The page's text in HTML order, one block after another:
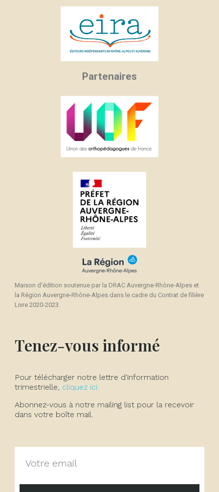
Partenaires
Maison d'édition soutenue par la DRAC Auvergne-Rhône-Alpes et
la Région Auvergne-Rhône-Alpes dans le cadre du Contrat de filière
Livre 2020-2023.
Tenez-vous informé
Pour télécharger notre lettre d'information
trimestrielle, cliquez ici.
Abonnez-vous à notre mailing list pour la recevoir
dans votre boîte mail.